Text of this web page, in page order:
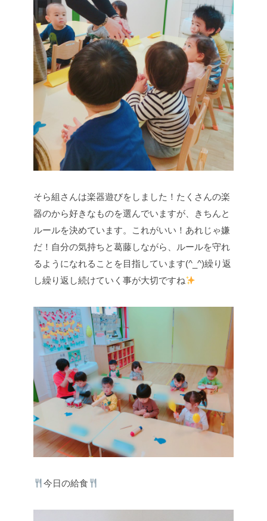
そら組さんは楽器遊びをしました！たくさんの楽
器のから好きなものを選んでいますが、きちんと
ルールを決めています。これがいい！あれじゃ嫌
だ！自分の気持ちと葛藤しながら、ルールを守れ
るようになれることを目指しています(^_^)繰り返
し繰り返し続けていく事が大切ですね
今日の給食